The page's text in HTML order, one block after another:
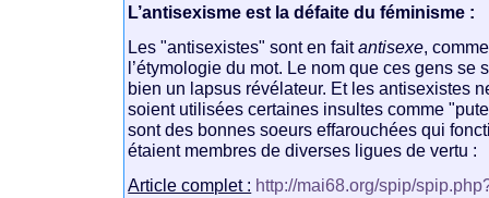
L’antisexisme est la défaite du féminisme :
Les "antisexistes" sont en faitantisexe,
l’étymologie du mot. Le nom que ces gens se
bien un lapsus révélateur. Et les antisexistes
soient utilisées certaines insultes comme
sont des bonnes soeurs effarouchées qui
étaient membres de diverses ligues de vertu :
Article complet : http://mai68.org/spip/